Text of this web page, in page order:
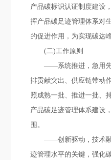
产品碳标识认证制度建设
挥产品碳足迹管理体系对
的促进作用，为实现碳达
(二)工作原则
——系统推进，急用
排贡献突出、供应链带动
照成熟一批、推进一批、
产品碳足迹管理体系建设
围。
——创新驱动，技术
迹管理水平的关键，强化